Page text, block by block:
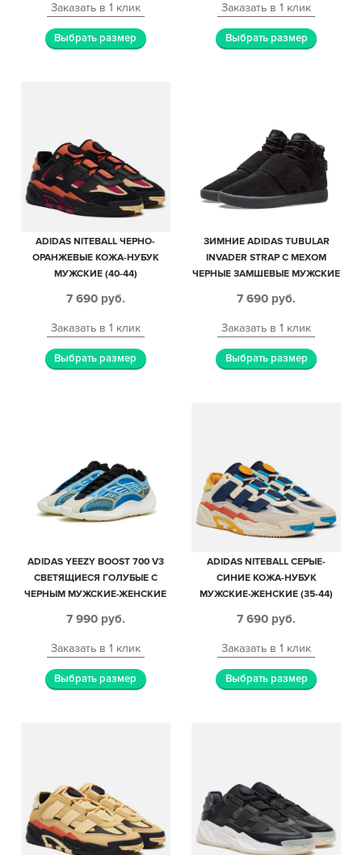
Заказать в 1 клик
Выбрать размер
Заказать в 1 клик
Выбрать размер
ADIDAS NITEBALL ЧЕРНО-
ОРАНЖЕВЫЕ КОЖА-НУБУК
МУЖСКИЕ (40-44)
7 690 руб.
Заказать в 1 клик
Выбрать размер
ЗИМНИЕ ADIDAS TUBULAR
INVADER STRAP С МЕХОМ
ЧЕРНЫЕ ЗАМШЕВЫЕ МУЖСКИЕ
7 690 руб.
Заказать в 1 клик
Выбрать размер
ADIDAS YEEZY BOOST 700 V3
СВЕТЯЩИЕСЯ ГОЛУБЫЕ С
ЧЕРНЫМ МУЖСКИЕ-ЖЕНСКИЕ
7 990 руб.
Заказать в 1 клик
Выбрать размер
ADIDAS NITEBALL СЕРЫЕ-
СИНИЕ КОЖА-НУБУК
МУЖСКИЕ-ЖЕНСКИЕ (35-44)
7 690 руб.
Заказать в 1 клик
Выбрать размер